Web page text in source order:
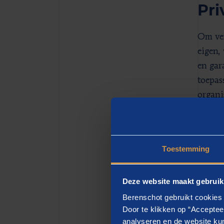
Toestemming
Deze website maakt
Berenschot gebruikt
Door te klikken op
analyseren en de website
Om
en
Wij
en